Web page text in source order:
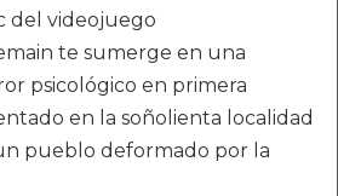
del videojuego
te sumerge en una
psicológico en primera
en la soñolienta localidad
pueblo deformado por la